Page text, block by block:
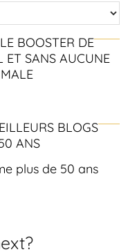
BOOSTER DE
ET SANS AUCUNE
BLOGS
ANS